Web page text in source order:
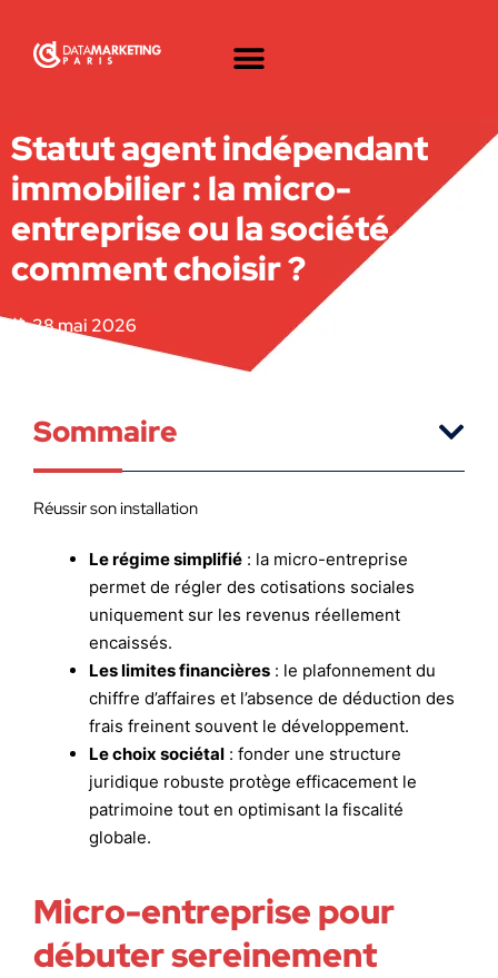
Statut agent indépendant
immobilier : la micro-
entreprise ou la société,
comment choisir ?
28 mai 2026
Sommaire
Réussir son installation
Le régime simplifié : la micro-entreprise
permet de régler des cotisations sociales
uniquement sur les revenus réellement
encaissés.
Les limites financières : le plafonnement du
chiffre d’affaires et l’absence de déduction des
frais freinent souvent le développement.
Le choix sociétal : fonder une structure
juridique robuste protège efficacement le
patrimoine tout en optimisant la fiscalité
globale.
Micro-entreprise pour
débuter sereinement